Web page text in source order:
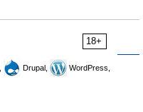
18+
Drupal,
WordPress,